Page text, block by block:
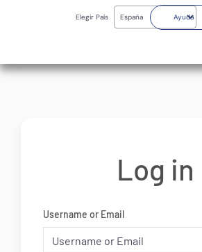
Elegir País Ayuda
Log in
Username or Email